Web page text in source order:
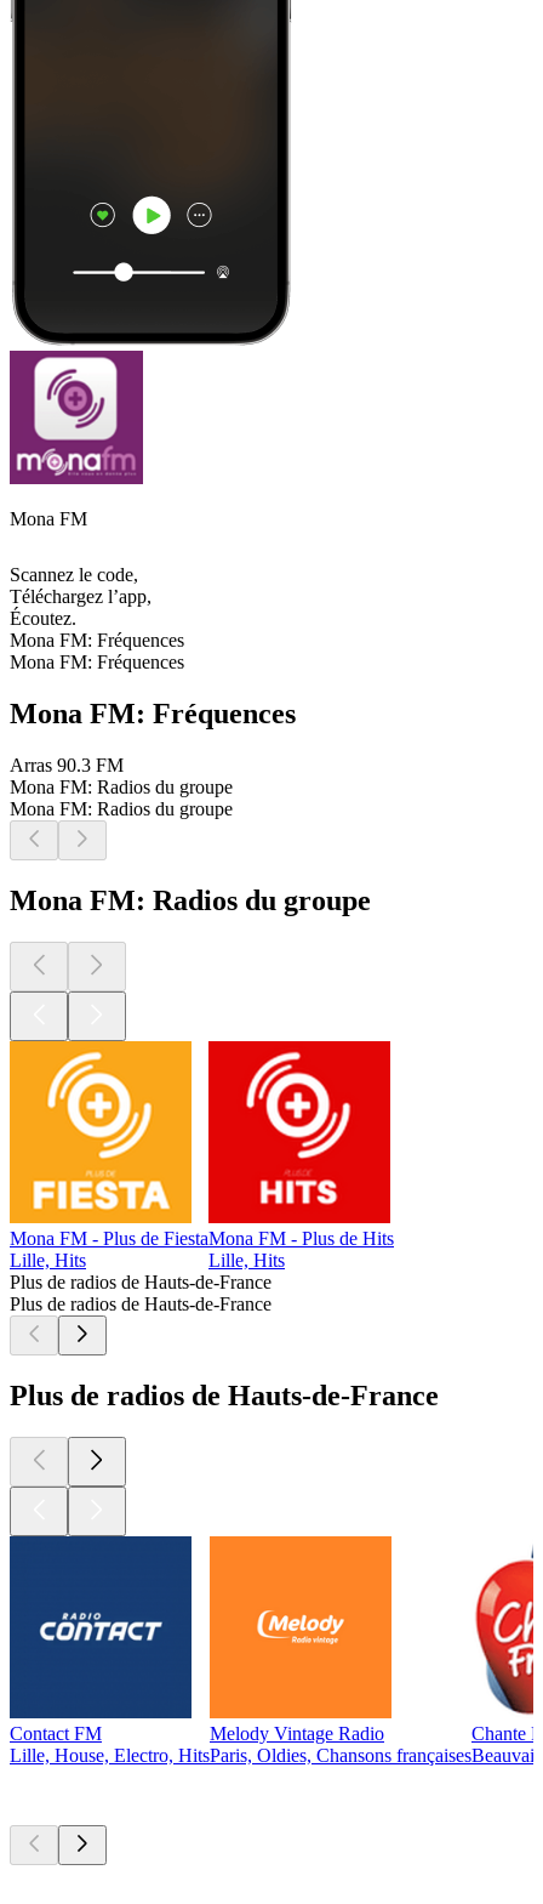
Mona FM
Scannez le code,
Téléchargez l’app,
Écoutez.
Mona FM: Fréquences
Mona FM: Fréquences
Mona FM: Fréquences
Arras 90.3 FM
Mona FM: Radios du groupe
Mona FM: Radios du groupe
Mona FM: Radios du groupe
Mona FM - Plus de Fiesta
Lille, Hits
Mona FM - Plus de Hits
Lille, Hits
Plus de radios de Hauts-de-France
Plus de radios de Hauts-de-France
Plus de radios de Hauts-de-France
Contact FM
Lille, House, Electro, Hits
Melody Vintage Radio
Paris, Oldies, Chansons françaises
Chante